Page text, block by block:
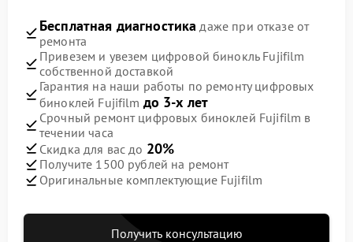
Бесплатная диагностика даже при отказе от
ремонта
Привезем и увезем цифровой бинокль Fujifilm
собственной доставкой
Гарантия на наши работы по ремонту цифровых
биноклей Fujifilm до 3-х лет
Срочный ремонт цифровых биноклей Fujifilm в
течении часа
Скидка для вас до 20%
Получите 1500 рублей на ремонт
Оригинальные комплектующие Fujifilm
Получить консультацию